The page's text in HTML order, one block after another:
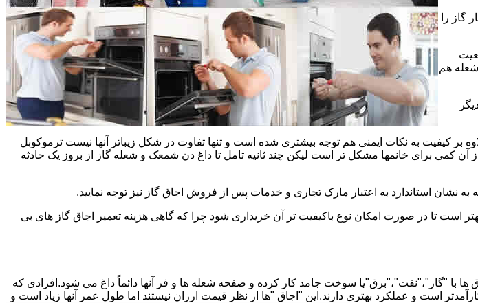
گاز را
اجاق های ۵ یا ۶ شعله مناسب است اما یک خانواده کم جمعیت با یک اجاق ۴ شعله یا اجاق رومیزی ۲ شعله هم
بر کیفیت به نکات ایمنی هم توجه بیشتری شده است و تنها تفاوت در شکل زیباتر آنها نیست ترموکوبل
برای خانمها مشکل تر است لیکن چند ثانیه تامل تا داغ دن شمعک و شعله گاز از بروز یک حادثه
نشان استاندارد به اعتبار مارک تجاری و خدمات پس از فروش اجاق گاز نیز توجه نمایید.
است تا در صورت امکان نوع باکیفیت تر آن خریداری شود چرا که گاهی هزینه تعمیر اجاق گاز های بی
با "گاز"،"نفت"،"برق"یا سوخت جامد کار کرده و صفحه شعله ها و فر آنها دائماً داغ می شود.افرادی که
است و عملکرد بهتری دارند.این "اجاق "ها از نظر قیمت ارزان نیستند اما طول عمر آنها زیاد است و